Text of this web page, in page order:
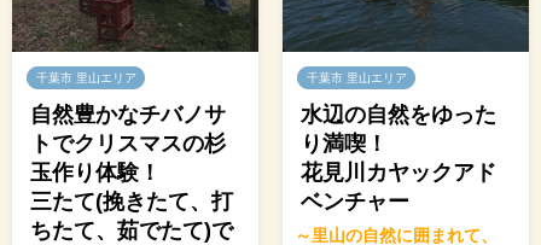
千葉市 里山エリア
自然豊かなチバノサ
トでクリスマスの杉
玉作り体験！
三たて(挽きたて、打
ちたて、茹でたて)で
千葉市 里山エリア
水辺の自然をゆった
り満喫！
花見川カヤックアド
ベンチャー
～里山の自然に囲まれて、